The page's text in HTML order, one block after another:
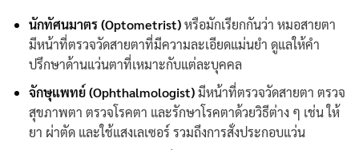
นักทัศนมาตร(Optometrist)หรือมักเรียกกันว่า หมอสายตา
มีหน้าที่ตรวจวัดสายตาที่มีความละเอียดแม่นยำ ดูแลให้คำ
ปรึกษาด้านแว่นตาที่เหมาะกับแต่ละบุคคล
จักษุแพทย์ (Ophthalmologist)มีหน้าที่ตรวจวัดสายตา ตรวจ
สุขภาพตา ตรวจโรคตา และรักษาโรคตาด้วยวิธีต่าง ๆ เช่น ให้
ยา ผ่าตัด และใช้แสงเลเซอร์ รวมถึงการสั่งประกอบแว่น